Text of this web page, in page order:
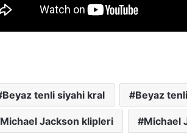
Beyaz tenli siyahi kral Beyaz
Michael Jackson klipleri Michael